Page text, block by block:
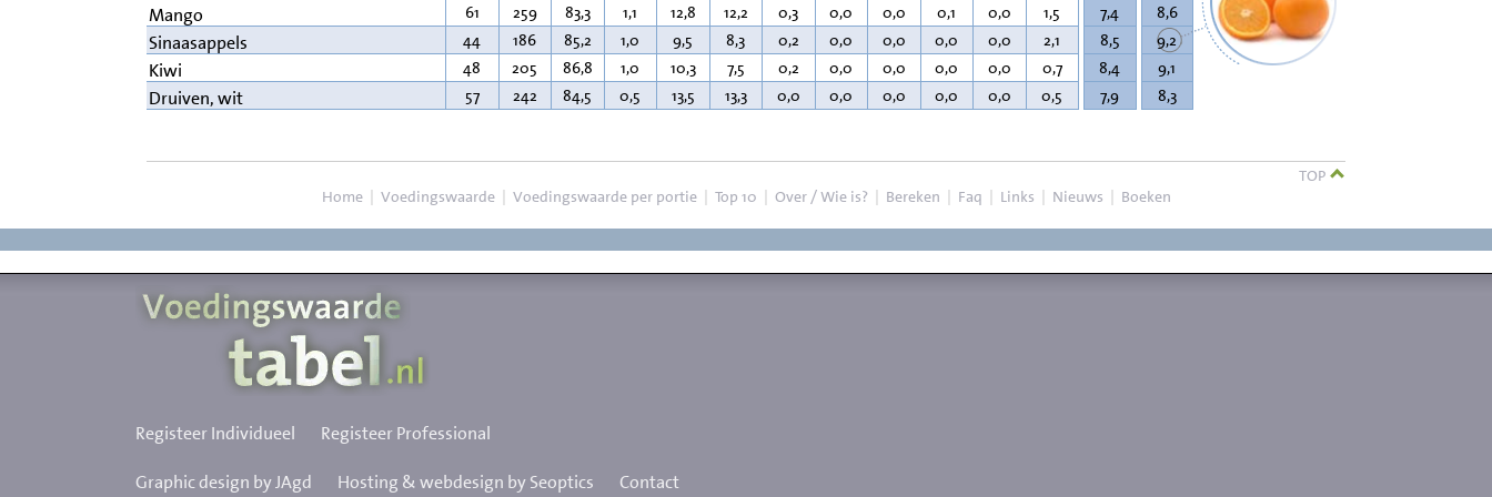
Mango 61 259 83,3 1,1 12,8 12,2 0,3 0,0 0,0 0,1 0,0 1,5 7,4 8,6
Sinaasappels 44 186 85,2 1,0 9,5 8,3 0,2 0,0 0,0 0,0 0,0 2,1 8,5 9,2
Kiwi 48 205 86,8 1,0 10,3 7,5 0,2 0,0 0,0 0,0 0,0 0,7 8,4 9,1
Druiven, wit 57 242 84,5 0,5 13,5 13,3 0,0 0,0 0,0 0,0 0,0 0,5 7,9 8,3
TOP
Home | Voedingswaarde | Voedingswaarde per portie | Top 10 | Over / Wie is? | Bereken | Faq | Links | Nieuws | Boeken
Registeer Individueel Registeer Professional
Graphic design by JAgd Hosting & webdesign by Seoptics Contact